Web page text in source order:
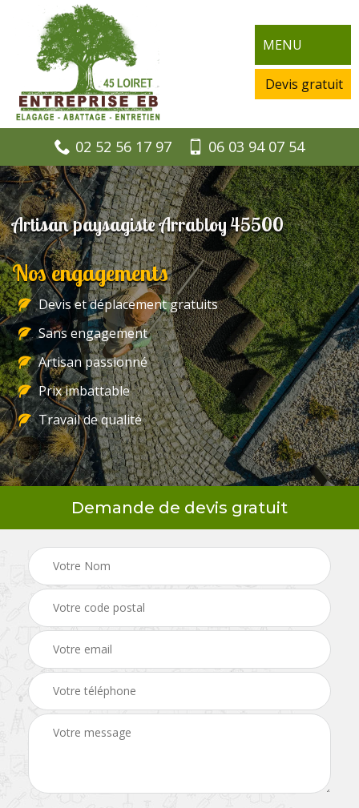
MENU
Devis gratuit
02 52 56 17 97 06 03 94 07 54
Artisan paysagiste Arrabloy 45500
Nos engagements
Devis et déplacement gratuits
Sans engagement
Artisan passionné
Prix imbattable
Travail de qualité
Demande de devis gratuit